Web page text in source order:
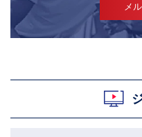
メ